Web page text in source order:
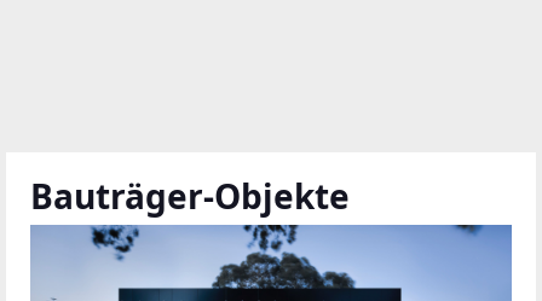
Bauträger-Objekte